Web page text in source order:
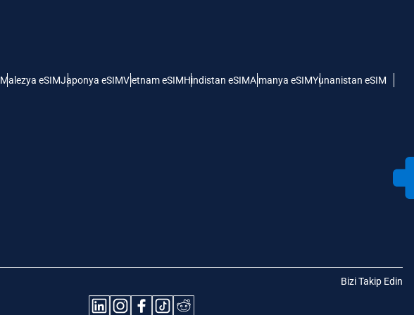
Malezya eSIMJaponya eSIMVietnam eSIMHindistan eSIMAlmanya eSIMYunanistan eSIM
Bizi Takip Edin